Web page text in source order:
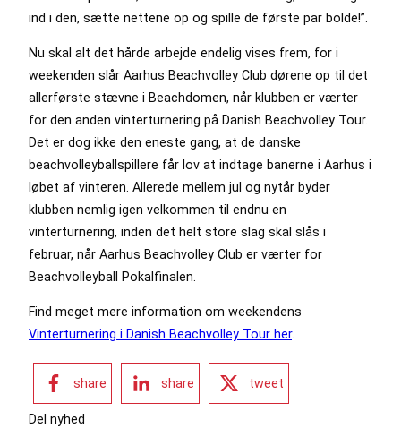
ind i den, sætte nettene op og spille de første par bolde!”.
Nu skal alt det hårde arbejde endelig vises frem, for i
weekenden slår Aarhus Beachvolley Club dørene op til det
allerførste stævne i Beachdomen, når klubben er værter
for den anden vinterturnering på Danish Beachvolley Tour.
Det er dog ikke den eneste gang, at de danske
beachvolleyballspillere får lov at indtage banerne i Aarhus i
løbet af vinteren. Allerede mellem jul og nytår byder
klubben nemlig igen velkommen til endnu en
vinterturnering, inden det helt store slag skal slås i
februar, når Aarhus Beachvolley Club er værter for
Beachvolleyball Pokalfinalen.
Find meget mere information om weekendens
Vinterturnering i Danish Beachvolley Tour her.
share share tweet
Del nyhed